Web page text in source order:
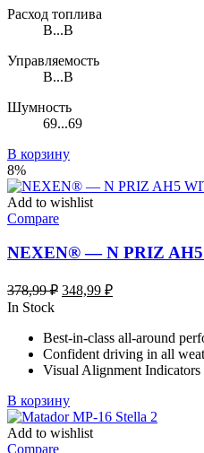
Расход топлива
B...B
Управляемость
B...B
Шумность
69...69
В корзину
8%
Add to wishlist
Compare
NEXEN® — N PRIZ
378,99₽ Первоначальная
378,99 ₽.
348,99 ₽Текущая
In Stock
Best-in-class all-around
Confident driving in all
Visual Alignment Indicators
В корзину
Add to wishlist
Compare